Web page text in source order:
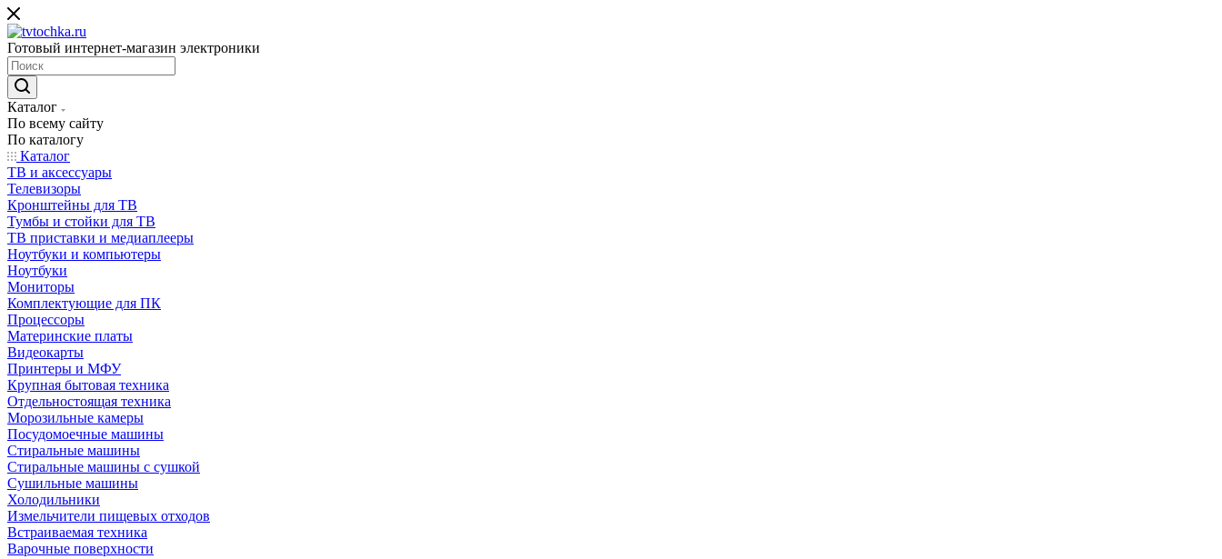
Готовый интернет-магазин электроники
Каталог
По всему сайту
По каталогу
Каталог
ТВ и аксессуары
Телевизоры
Кронштейны для ТВ
Тумбы и стойки для ТВ
ТВ приставки и медиаплееры
Ноутбуки и компьютеры
Ноутбуки
Мониторы
Комплектующие для ПК
Процессоры
Материнские платы
Видеокарты
Принтеры и МФУ
Крупная бытовая техника
Отдельностоящая техника
Морозильные камеры
Посудомоечные машины
Стиральные машины
Стиральные машины с сушкой
Сушильные машины
Холодильники
Измельчители пищевых отходов
Встраиваемая техника
Варочные поверхности